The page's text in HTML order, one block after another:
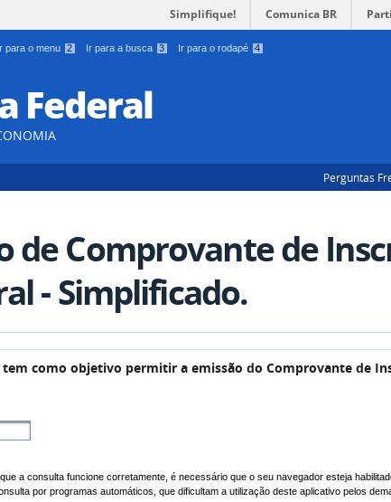
Simplifique! Comunica BR
para o menu 2 Ir para a busca 3 Ir para o rodapé 4
Federal
Perguntas
de Comprovante de
- Simplificado.
Esta página tem como objetivo
funcione corretamente, é necessário que o seu navegador esteja habilitado para gravação de "cookies". Esta informação ajuda a Receita
Federal a evitar a consulta por programas automáticos, que dificultam a